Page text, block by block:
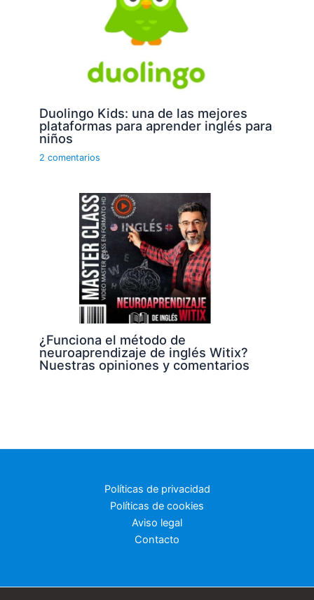
Duolingo Kids: una de las mejores
plataformas para aprender inglés para
niños
2 comentarios
¿Funciona el método de
neuroaprendizaje de inglés Witix?
Nuestras opiniones y comentarios
Políticas de privacidad
Políticas de cookies
Aviso legal
Contacto